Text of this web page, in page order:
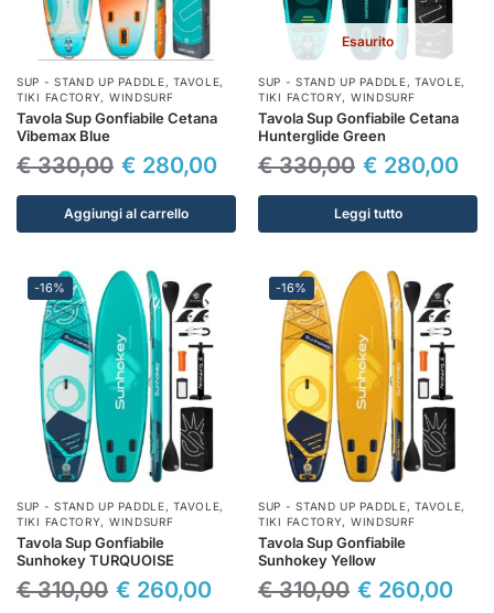
SUP - STAND UP PADDLE,TAVOLE,
TIKI FACTORY, WINDSURF
Tavola Sup Gonfiabile Cetana
Vibemax Blue
€330,00 € 280,00
Aggiungi al carrello
Esaurito
SUP - STAND UP PADDLE,TAVOLE,
TIKI FACTORY, WINDSURF
Tavola Sup Gonfiabile Cetana
Hunterglide Green
€330,00 € 280,00
Leggi tutto
-16%
SUP - STAND UP PADDLE,TAVOLE,
TIKI FACTORY, WINDSURF
Tavola Sup Gonfiabile
Sunhokey TURQUOISE
€310,00 € 260,00
-16%
SUP - STAND UP PADDLE,TAVOLE,
TIKI FACTORY, WINDSURF
Tavola Sup Gonfiabile
Sunhokey Yellow
€310,00 € 260,00